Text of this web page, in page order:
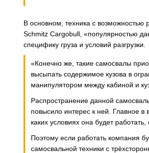
В основном, техника с
Schmitz Cargobull, «популярностью
специфику груза и условий разгрузки.
«Конечно же, такие самосвалы
высыпать содержимое кузова в
манипулятором между кабиной и
Распространение данной
повысило интерес к ней. Главное
каких условиях она будет
Поэтому если работать компания
самосвальной техники с